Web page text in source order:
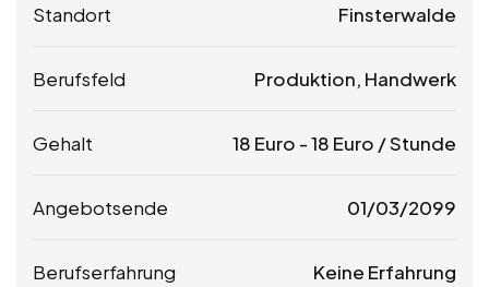
Standort Finsterwalde
Berufsfeld Produktion, Handwerk
Gehalt 18 Euro -18 Euro / Stunde
Angebotsende 01/03/2099
Berufserfahrung Keine Erfahrung